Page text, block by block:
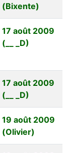
(Bixente)
17 août 2009
(__ _D)
17 août 2009
(__ _D)
19 août 2009
(Olivier)